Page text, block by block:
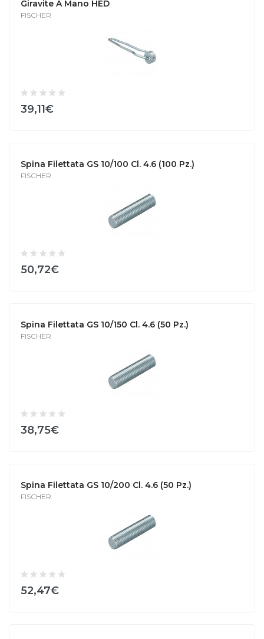
Giravite A Mano HED
FISCHER
39,11€
Spina Filettata GS 10/100 Cl. 4.6 (100 Pz.)
FISCHER
50,72€
Spina Filettata GS 10/150 Cl. 4.6 (50 Pz.)
FISCHER
38,75€
Spina Filettata GS 10/200 Cl. 4.6 (50 Pz.)
FISCHER
52,47€